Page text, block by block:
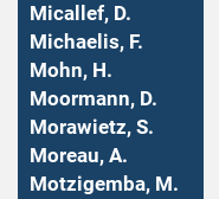
Micallef, D.
Michaelis, F.
Mohn, H.
Moormann, D.
Morawietz, S.
Moreau, A.
Motzigemba, M.